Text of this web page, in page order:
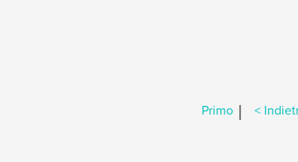
Primo | <